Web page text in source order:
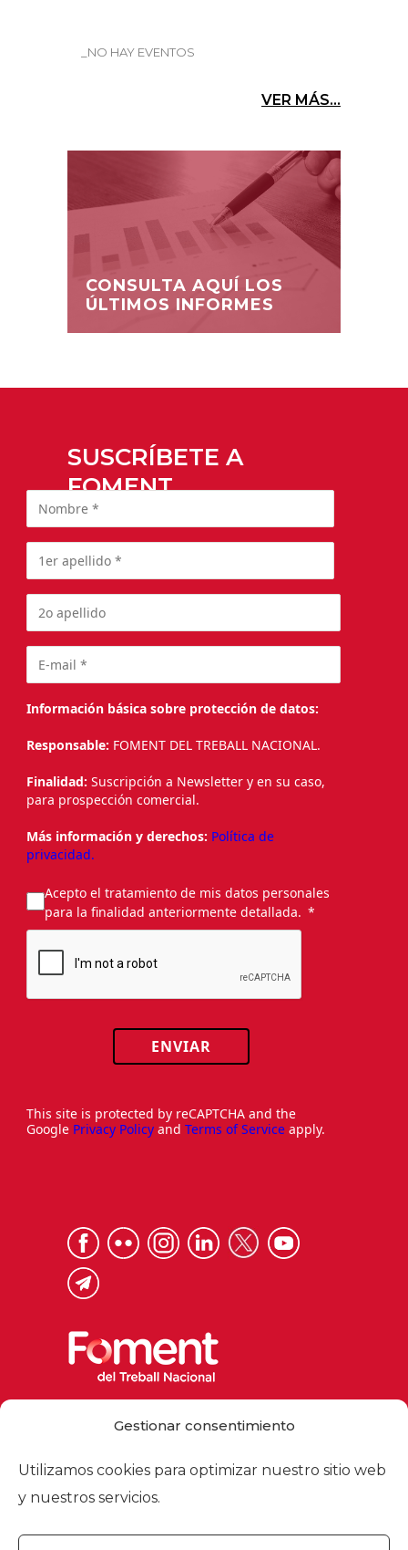
Gestionar consentimiento
Utilizamos cookies para optimizar nuestro sitio web
y nuestros servicios.
_NO HAY EVENTOS
VER MÁS...
CONSULTA AQUÍ LOS
ÚLTIMOS INFORMES
SUSCRÍBETE A
FOMENT
Información básica sobre protección de datos:
Responsable: FOMENT DEL TREBALL NACIONAL.
Finalidad: Suscripción a Newsletter y en su caso,
para prospección comercial.
Más información y derechos: Política de
privacidad.
Acepto el tratamiento de mis datos personales
para la finalidad anteriormente detallada.
ENVIAR
This site is protected by reCAPTCHA and the
Google Privacy Policy and Terms of Service apply.
foment@foment.com